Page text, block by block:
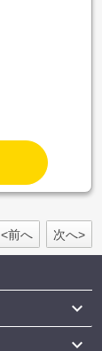
<前へ 次へ>

